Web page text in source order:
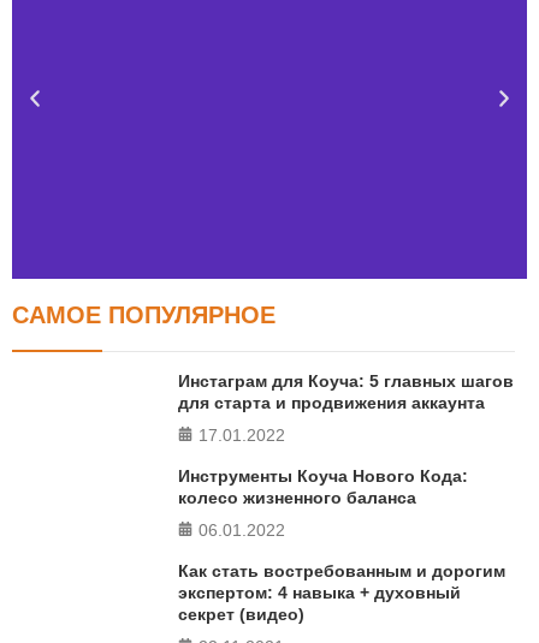
Тест FERMI
в 5 главных сферах
САМОЕ ПОПУЛЯРНОЕ
Инстаграм для Коуча: 5 главных шагов
для старта и продвижения аккаунта
17.01.2022
Инструменты Коуча Нового Кода:
колесо жизненного баланса
06.01.2022
Как стать востребованным и дорогим
экспертом: 4 навыка + духовный
секрет (видео)